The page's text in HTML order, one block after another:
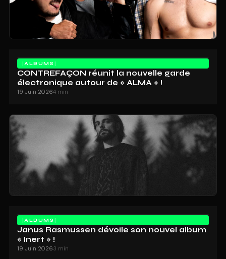
ALBUMS
CONTREFAÇON réunit la nouvelle garde
électronique autour de « ALMA » !
19 Juin 20264 min
ALBUMS
Janus Rasmussen dévoile son nouvel album
« Inert » !
19 Juin 20263 min